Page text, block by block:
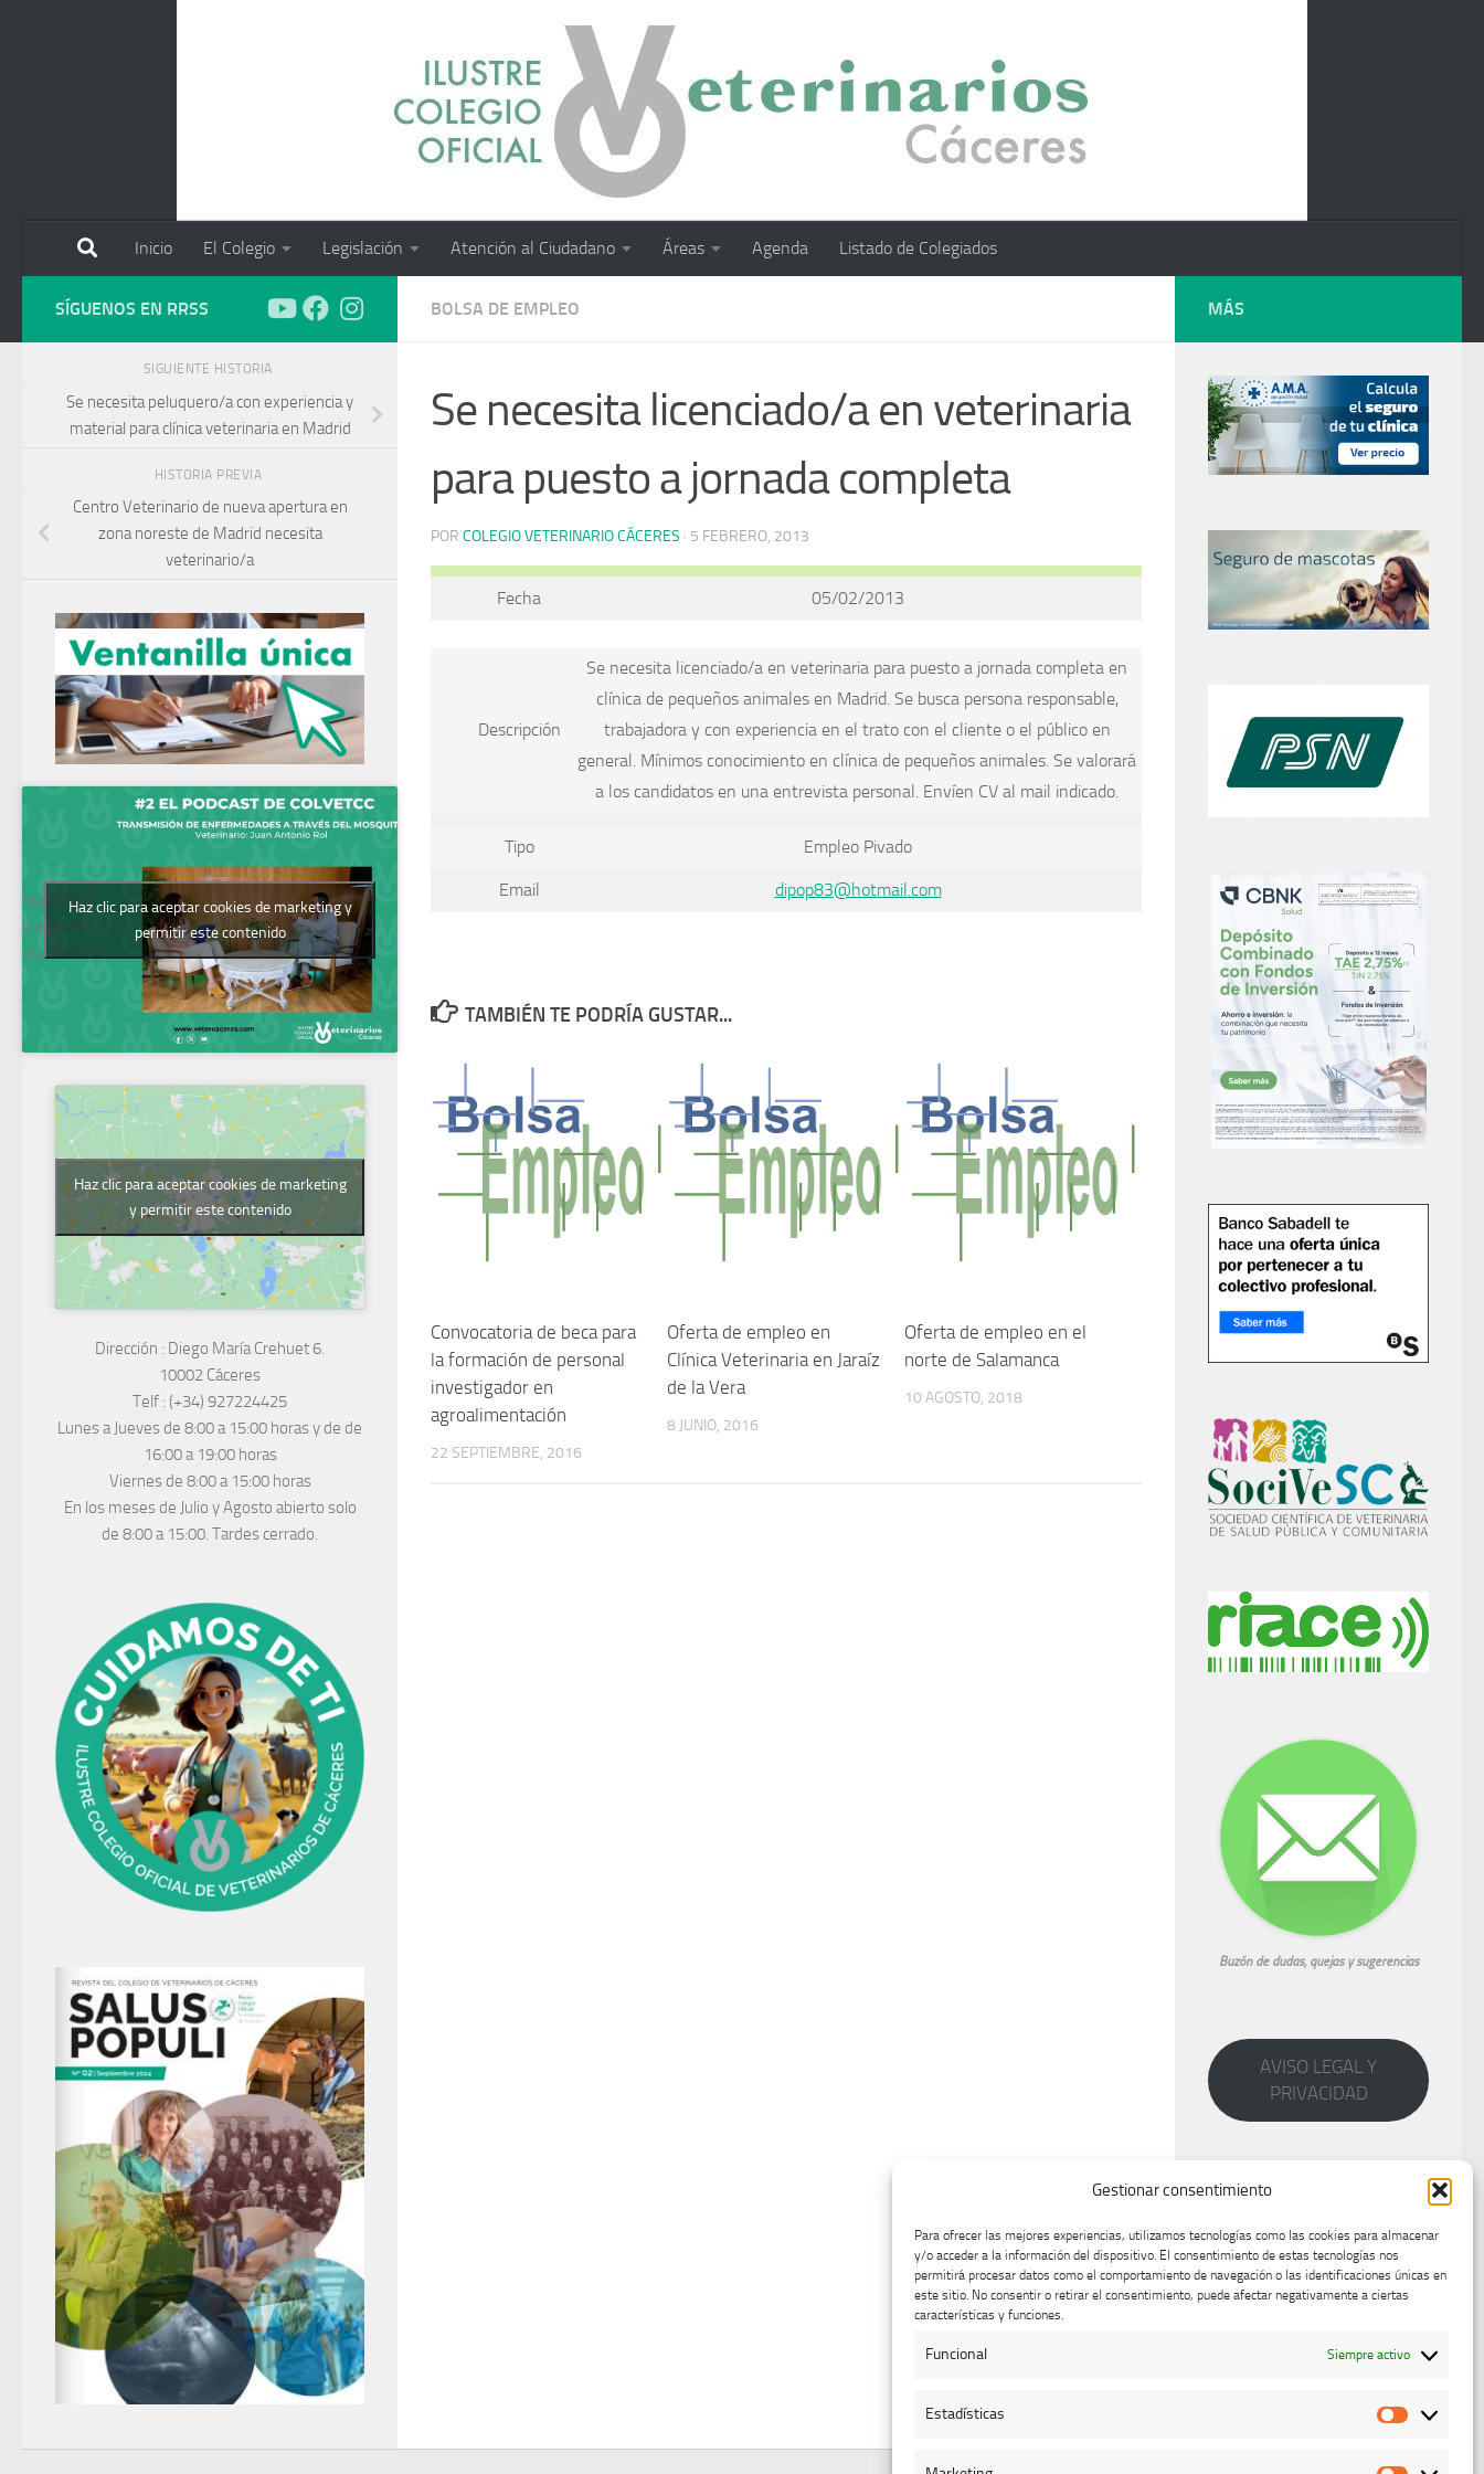
Gestionar consentimiento
Para ofrecer las mejores experiencias, utilizamos tecnologías como las cookies para almacenar
y/o acceder a la información del dispositivo. El consentimiento de estas tecnologías nos
permitirá procesar datos como el comportamiento de navegación o las identificaciones únicas en
este sitio. No consentir o retirar el consentimiento, puede afectar negativamente a ciertas
características y funciones.
Funcional Siempre activo
Estadísticas
Inicio El Colegio Legislación Atención al Ciudadano Áreas Agenda Listado de Colegiados
BOLSA DE EMPLEO
Se necesita licenciado/a en veterinaria
para puesto a jornada completa
POR COLEGIO VETERINARIO CÁCERES · 5 FEBRERO, 2013
Fecha 05/02/2013
Descripción
Se necesita licenciado/a en veterinaria para puesto a jornada completa en
clínica de pequeños animales en Madrid. Se busca persona responsable,
trabajadora y con experiencia en el trato con el cliente o el público en
general. Mínimos conocimiento en clínica de pequeños animales. Se valorará
a los candidatos en una entrevista personal. Envíen CV al mail indicado.
Tipo Empleo Pivado
Email dipop83@hotmail.com
TAMBIÉN TE PODRÍA GUSTAR...
Convocatoria de beca para
la formación de personal
investigador en
agroalimentación
22 SEPTIEMBRE, 2016
Oferta de empleo en
Clínica Veterinaria en Jaraíz
de la Vera
8 JUNIO, 2016
Oferta de empleo en el
norte de Salamanca
10 AGOSTO, 2018
SÍGUENOS EN RRSS
SIGUIENTE HISTORIA
Se necesita peluquero/a con experiencia y
material para clínica veterinaria en Madrid
HISTORIA PREVIA
Centro Veterinario de nueva apertura en
zona noreste de Madrid necesita
veterinario/a
Podcast del
Colegio de
Veterinarios
Haz clic para aceptar cookies de marketing y
permitir este contenido
Haz clic para aceptar cookies de marketing
y permitir este contenido
Dirección : Diego María Crehuet 6.
10002 Cáceres
Telf : (+34) 927224425
Lunes a Jueves de 8:00 a 15:00 horas y de de
16:00 a 19:00 horas
Viernes de 8:00 a 15:00 horas
En los meses de Julio y Agosto abierto solo
de 8:00 a 15:00. Tardes cerrado.
MÁS
Buzón de dudas, quejas y sugerencias
AVISO LEGAL Y
PRIVACIDAD